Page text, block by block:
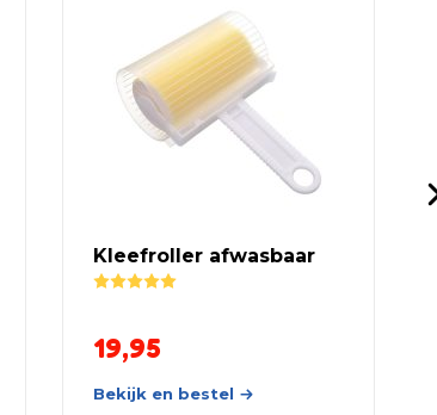
Kleefroller afwasbaar
19,95
Bekijk en bestel